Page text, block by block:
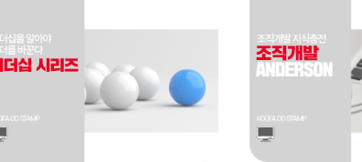
확인하고 실습 합니다.
기반으로 정리